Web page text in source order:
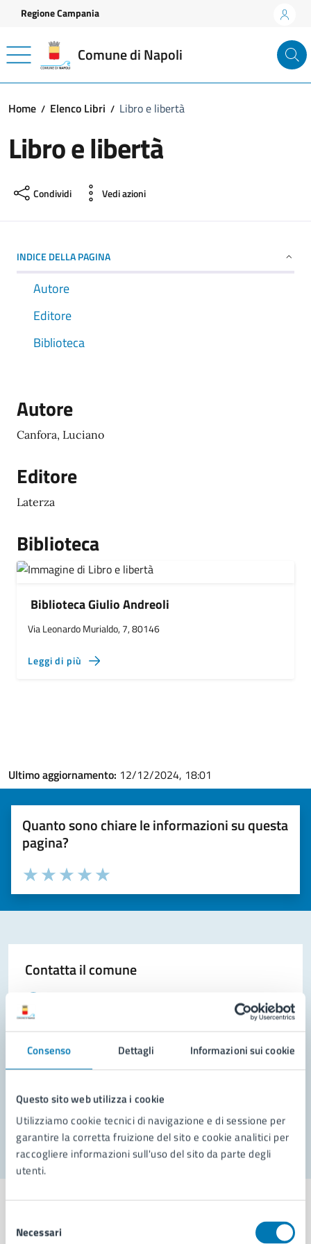
Consenso Dettagli Informazioni sui cookie
Questo sito web utilizza i cookie
Utilizziamo cookie tecnici di navigazione e di sessione per
garantire la corretta fruizione del sito e cookie analitici per
raccogliere informazioni sull'uso del sito da parte degli
utenti.
delNecessari
Vai ai contenuti
Vai al footer
Regione Campania
Comune di Napoli
Home Elenco Libri Libro e libertà
Libro e libertà
Condividi Vedi azioni
INDICE DELLA PAGINA
Autore
Editore
Biblioteca
Autore
Canfora, Luciano
Editore
Laterza
Biblioteca
Biblioteca Giulio Andreoli
Via Leonardo Murialdo, 7, 80146
Leggi di più
Ultimo aggiornamento: 12/12/2024, 18:01
Quanto sono chiare le informazioni su questa
pagina?
Valuta la chiarezza delle informazioni (da 1 a 5 stelle)
Seleziona il numero di stelle per valutare la chiarezza delle
Valuta 5 stelle su 5
Valuta 4 stelle su 5
Valuta 3 stelle su 5
Valuta 2 stelle su 5
Valuta 1 stelle su 5
Contatta il comune
Prenota appuntamento
Problemi in città
Segnala disservizio